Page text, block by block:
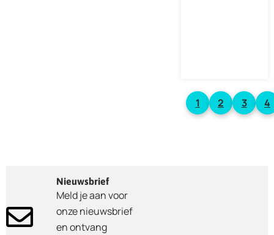
1 2 3 4
Nieuwsbrief
Meld je aan voor
onze nieuwsbrief
en ontvang